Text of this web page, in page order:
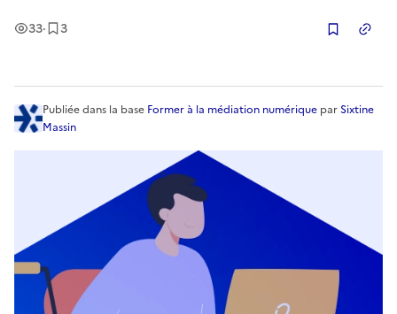
maîtriser les approches pédagogiques, les outils de
33Vues
· 3Enregistrement
Publiéedans la base Former à la médiation numérique par Sixtine
Massin